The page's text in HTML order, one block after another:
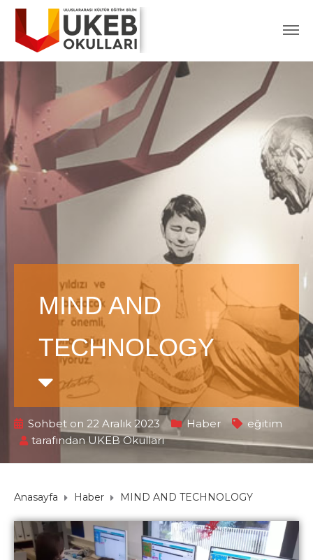
MIND AND
TECHNOLOGY
Sohbet on 22 Aralık 2023 Haber
eğitim
tarafından UKEB Okulları
Anasayfa Haber MIND AND TECHNOLOGY